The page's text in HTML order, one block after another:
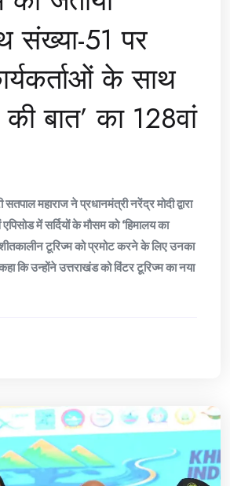
संख्या-51 पर
के साथ
बात’ का 128वां
महाराज ने प्रधानमंत्री नरेंद्र मोदी द्वारा
में सर्दियों के मौसम को ‘हिमालय का
टूरिज्म को प्रमोट करने के लिए उनका
कि उन्होंने उत्तराखंड को विंटर टूरिज्म का नया